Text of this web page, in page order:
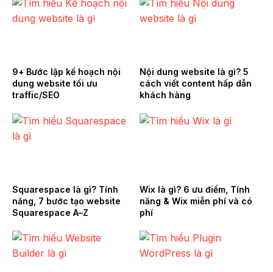
9+ Bước lập kế hoạch nội
dung website tối ưu
traffic/SEO
Nội dung website là gì? 5
cách viết content hấp dẫn
khách hàng
Squarespace là gì? Tính
năng, 7 bước tạo website
Squarespace A–Z
Wix là gì? 6 ưu điểm, Tính
năng & Wix miễn phí và có
phí